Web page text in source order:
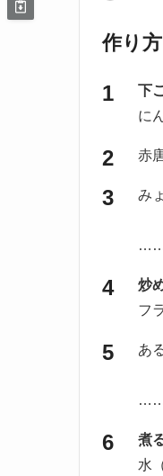
作り方
下
に
赤
み
炒
フ
あ
煮
水